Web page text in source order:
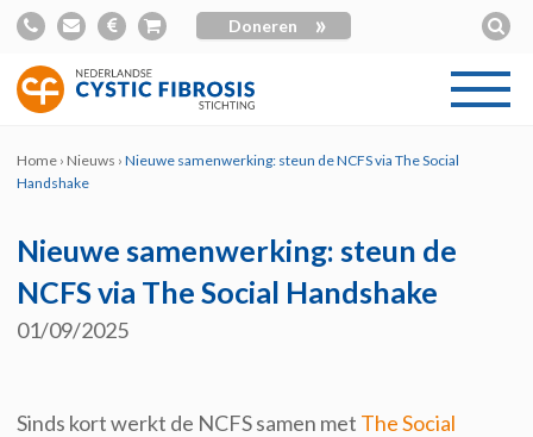
Doneren »
Home › Nieuws ›Nieuwe samenwerking: steun de NCFS via The Social
Handshake
Nieuwe samenwerking: steun de
NCFS via The Social Handshake
01/09/2025
Sinds kort werkt de NCFS samen met The Social